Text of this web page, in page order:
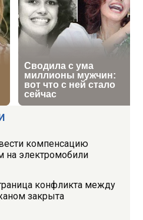
компенсацию
на электромобили
конфликта между
закрыта